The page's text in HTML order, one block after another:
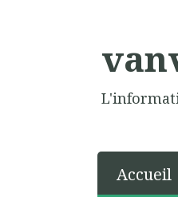
Accueil